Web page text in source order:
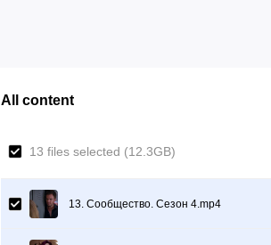
All content
13 files selected (12.3GB)
13. Сообщество. Сезон 4.mp4